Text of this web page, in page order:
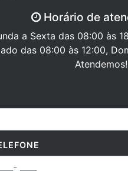
Horário de
a Sexta das 08:00 às
das 08:00 às 12:00,
Atendemos!